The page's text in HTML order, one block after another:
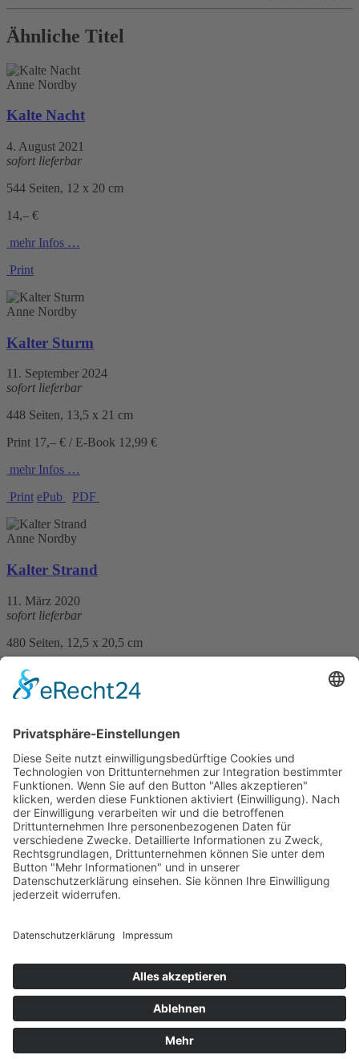
Ähnliche Titel
Anne Nordby
Kalte Nacht
4. August 2021
sofort lieferbar
544 Seiten, 12 x 20 cm
14,– €
mehr Infos …
Print
Anne Nordby
Kalter Sturm
11. September 2024
sofort lieferbar
448 Seiten, 13,5 x 21 cm
Print 17,– € / E-Book 12,99 €
mehr Infos …
Print ePub PDF
Anne Nordby
Kalter Strand
11. März 2020
sofort lieferbar
480 Seiten, 12,5 x 20,5 cm
14,– €
mehr Infos …
Anne Nordby
Kalter Fjord
11. September 2024
sofort lieferbar
448 Seiten, 12,5 x 20,5 cm
13,– €
AGB
Sitemap